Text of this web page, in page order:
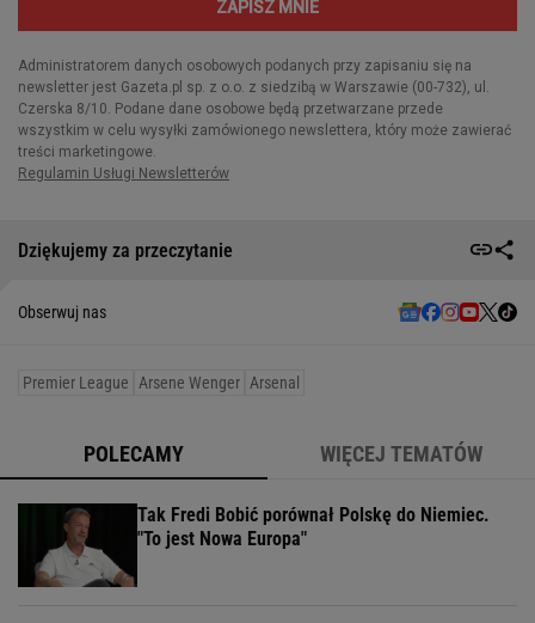
Dziękujemy za przeczytanie
Obserwuj nas
Premier League Arsene Wenger Arsenal
POLECAMY WIĘCEJ TEMATÓW
Tak Fredi Bobić porównał Polskę do Niemiec.
"To jest Nowa Europa"